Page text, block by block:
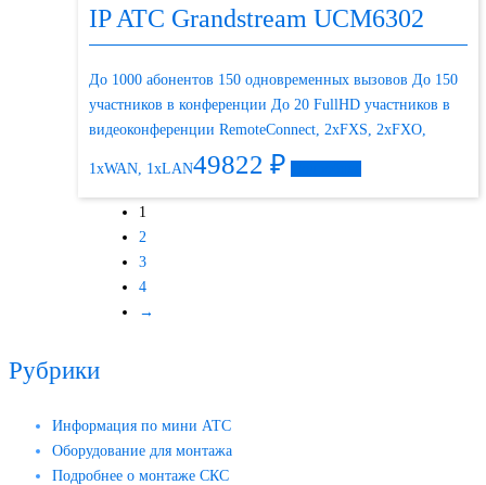
IP ATC Grandstream UCM6302
До 1000 абонентов 150 одновременных вызовов До 150
участников в конференции До 20 FullHD участников в
видеоконференции RemoteConnect, 2хFXS, 2xFXO,
1xWAN, 1xLAN49822 ₽
1
2
3
4
→
Рубрики
Информация по мини АТС
Оборудование для монтажа
Подробнее о монтаже СКС